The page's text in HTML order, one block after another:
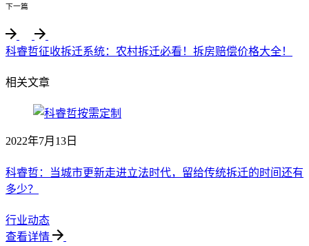
下一篇
科睿哲征收拆迁系统：农村拆迁必看！拆房赔偿价格大全！
相关文章
2022年7月13日
科睿哲：当城市更新走进立法时代，留给传统拆迁的时间还有
多少？
行业动态
查看详情